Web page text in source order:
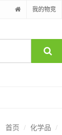
我的物竞
首页 化学品